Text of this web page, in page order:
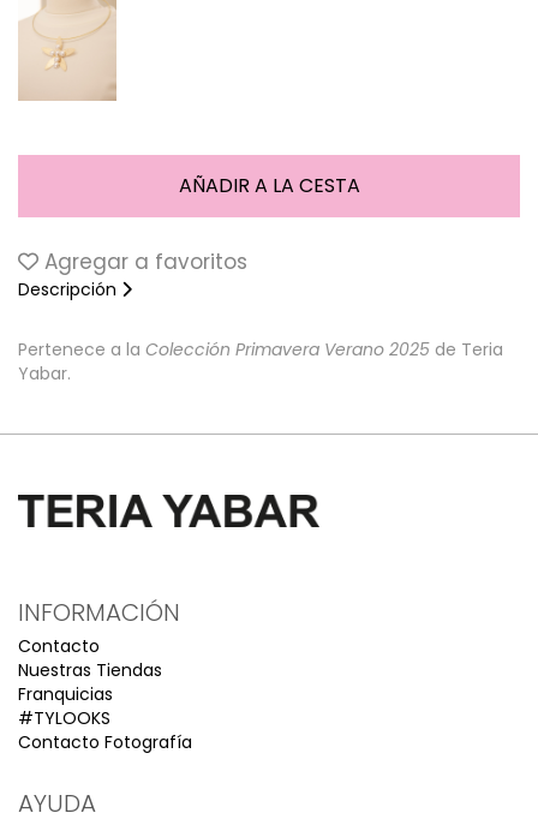
Agregar a favoritos
Descripción
Pertenece a la Colección Primavera Verano 2025 de Teria
Yabar.
INFORMACIÓN
Contacto
Nuestras Tiendas
Franquicias
#TYLOOKS
Contacto Fotografía
AYUDA